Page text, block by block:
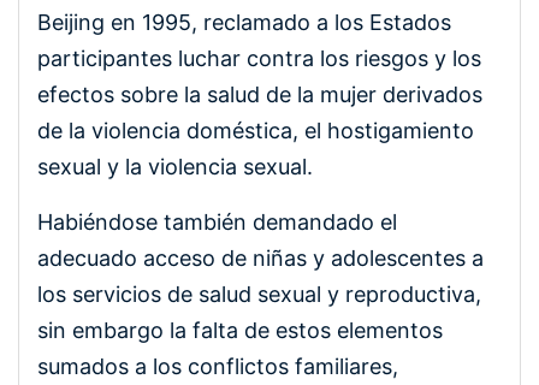
Beijing en 1995, reclamado a los Estados
participantes luchar contra los riesgos y los
efectos sobre la salud de la mujer derivados
de la violencia doméstica, el hostigamiento
sexual y la violencia sexual.
Habiéndose también demandado el
adecuado acceso de niñas y adolescentes a
los servicios de salud sexual y reproductiva,
sin embargo la falta de estos elementos
sumados a los conflictos familiares,